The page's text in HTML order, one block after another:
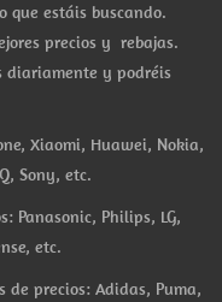
que estáis buscando.
precios y rebajas.
diariamente y podréis
Xiaomi, Huawei, Nokia,
Sony, etc.
Panasonic, Philips, LG,
etc.
de precios: Adidas, Puma,